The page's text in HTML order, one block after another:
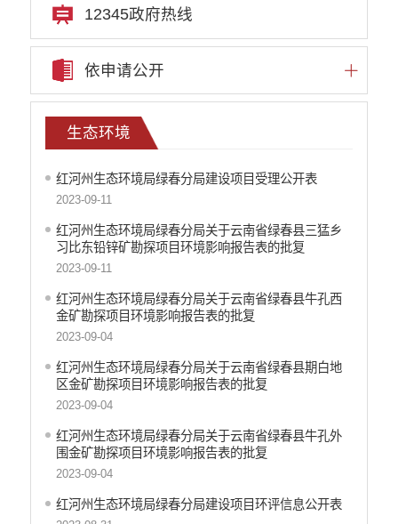
行政处罚和行政强制
行政事业性收费
政府集中采购
重大决策听证事项
重大决策预公开
财政资金直达基层
涉农补贴
乡村振兴
社会救助
生态环境
产品质量
公共文化服务
义务教育
12345政府热线
依申请公开
生态环境
红河州生态环境局绿春分局建设项目受理公开表
2023-09-11
红河州生态环境局绿春分局关于云南省绿春县三猛乡
习比东铅锌矿勘探项目环境影响报告表的批复
2023-09-11
红河州生态环境局绿春分局关于云南省绿春县牛孔西
金矿勘探项目环境影响报告表的批复
2023-09-04
红河州生态环境局绿春分局关于云南省绿春县期白地
区金矿勘探项目环境影响报告表的批复
2023-09-04
红河州生态环境局绿春分局关于云南省绿春县牛孔外
围金矿勘探项目环境影响报告表的批复
2023-09-04
红河州生态环境局绿春分局建设项目环评信息公开表